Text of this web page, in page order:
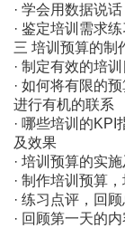
· 学会用数据说话
· 鉴定培训需求练
三 培训预算的制
· 制定有效的培
· 如何将有限的
进行有机的联系
· 哪些培训的
及效果
· 培训预算的实施
· 制作培训预算
· 练习点评，回
· 回顾第一天的内